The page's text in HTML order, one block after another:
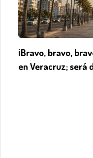
¡Bravo, bravo,
en Veracruz; será